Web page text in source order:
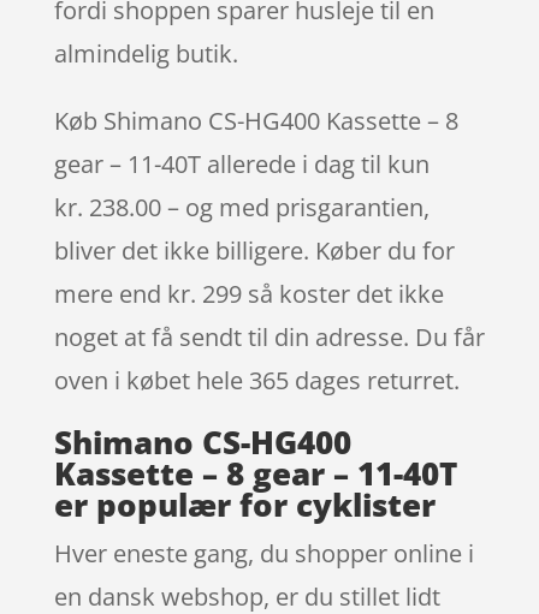
fordi shoppen sparer husleje til en
almindelig butik.
Køb Shimano CS-HG400 Kassette – 8
gear – 11-40T allerede i dag til kun
kr. 238.00 – og med prisgarantien,
bliver det ikke billigere. Køber du for
mere end kr. 299 så koster det ikke
noget at få sendt til din adresse. Du får
oven i købet hele 365 dages returret.
Shimano CS-HG400
Kassette – 8 gear – 11-40T
er populær for cyklister
Hver eneste gang, du shopper online i
en dansk webshop, er du stillet lidt